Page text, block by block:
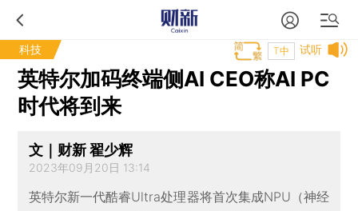
科技 试听
T中
英特尔加码终端侧AI CEO称AI PC
时代将到来
文｜财新 翟少辉
2023年09月20日 13:14
英特尔新一代酷睿Ultra处理器将首次集成NPU（神经